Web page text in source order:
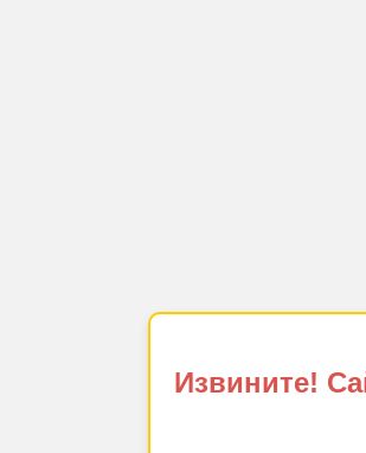
Извините!